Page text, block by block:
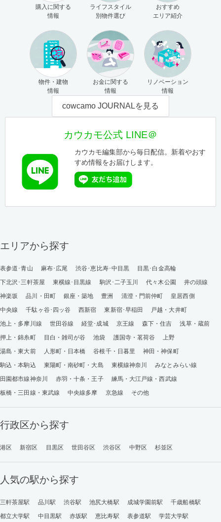
購入に関する
情報
ライフスタイル
別物件選び
おすすめ
エリア紹介
物件・建物
情報
お金に関する
情報
リノベーション
情報
cowcamo JOURNALを見る
カウカモ公式 LINE＠
カウカモ編集部から毎日配信。新着やおす
すめ情報をお届けします。
エリアから探す
表参道･青山 麻布･広尾 渋谷･恵比寿･中目黒
目黒･白金高輪
下北沢･三軒茶屋
東横線･目黒線 駒沢･二子玉川 代々木公園
井の頭線
神楽坂
品川・田町 銀座・築地 豊洲 清澄・門前仲町
皇居西側
中央線
千駄ヶ谷･四ッ谷 西新宿 東新宿･早稲田
戸越・大井町
池上・多摩川線
世田谷線 経堂･成城 京王線 森下・住吉
浅草・蔵前
押上・錦糸町
目白・雑司が谷 池袋 護国寺・茗荷谷
上野
湯島・東大前
人形町・日本橋 谷根千・日暮里
神田・神保町
駒込・本駒込
東陽町・南砂町・大島 東横線神奈川
みなとみらい線
田園都市線神奈川
赤羽・十条・王子
練馬・大江戸線・西武線
板橋・三田線・東武線
中央線多摩 京急線 その他
行政区から探す
港区 新宿区 目黒区 世田谷区 渋谷区 中野区 杉並区
人気の駅から探す
三軒茶屋駅 品川駅 渋谷駅 池尻大橋駅 成城学園前駅
千歳船橋駅
都立大学駅
中目黒駅 赤坂駅 恵比寿駅 表参道駅
学芸大学駅